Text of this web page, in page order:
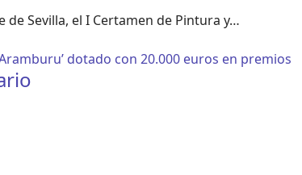
de Sevilla, el I Certamen de Pintura y…
dotado con 20.000 euros en premios